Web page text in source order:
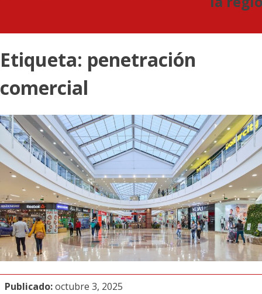
Etiqueta: penetración
comercial
Publicado:octubre 3, 2025